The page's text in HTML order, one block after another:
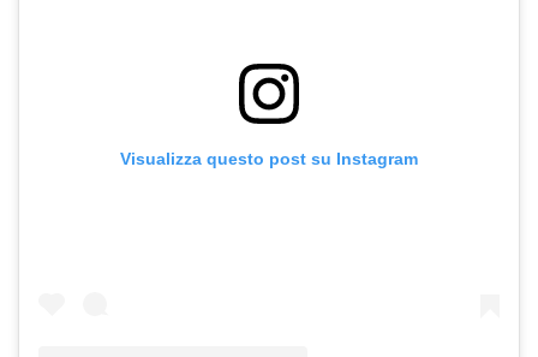
Visualizza questo post su Instagram